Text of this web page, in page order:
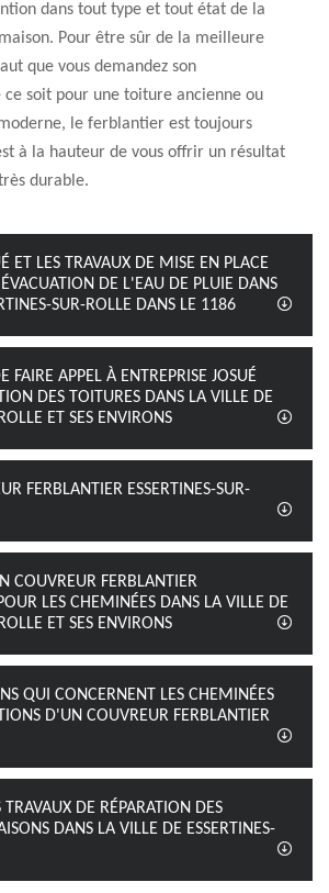
dans tout type et tout état de la
Pour être sûr de la meilleure
que vous demandez son
soit pour une toiture ancienne ou
le ferblantier est toujours
à la hauteur de vous offrir un résultat
durable.
ET LES TRAVAUX DE MISE EN PLACE
DE L'EAU DE PLUIE DANS
SUR-ROLLE DANS LE 1186
FAIRE APPEL À ENTREPRISE JOSUÉ
DES TOITURES DANS LA VILLE DE
ET SES ENVIRONS
FERBLANTIER ESSERTINES-SUR-
COUVREUR FERBLANTIER
LES CHEMINÉES DANS LA VILLE DE
ET SES ENVIRONS
QUI CONCERNENT LES CHEMINÉES
D'UN COUVREUR FERBLANTIER
TRAVAUX DE RÉPARATION DES
DANS LA VILLE DE ESSERTINES-